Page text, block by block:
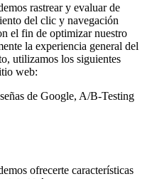
rastrear y evaluar de
del clic y navegación
el fin de optimizar nuestro
la experiencia general del
utilizamos los siguientes
web:
de Google, A/B-Testing
ofrecerte características